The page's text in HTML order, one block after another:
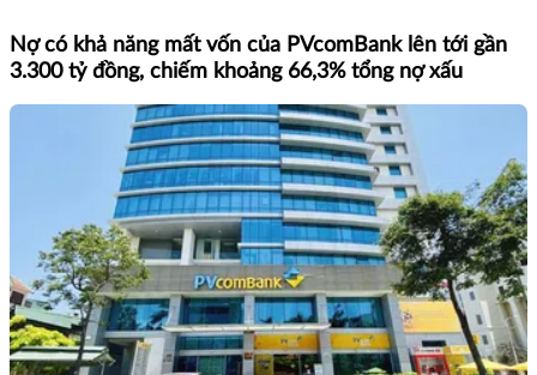
Nợ có khả năng mất vốn của PVcomBank lên tới gần
3.300 tỷ đồng, chiếm khoảng 66,3% tổng nợ xấu